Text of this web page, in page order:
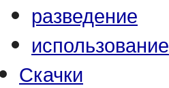
разведение
использование
Скачки